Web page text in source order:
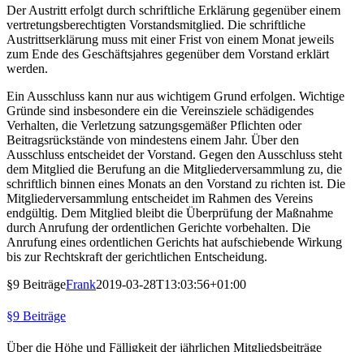
Der Austritt erfolgt durch schriftliche Erklärung gegenüber einem
vertretungsberechtigten Vorstandsmitglied. Die schriftliche
Austrittserklärung muss mit einer Frist von einem Monat jeweils
zum Ende des Geschäftsjahres gegenüber dem Vorstand erklärt
werden.
Ein Ausschluss kann nur aus wichtigem Grund erfolgen. Wichtige
Gründe sind insbesondere ein die Vereinsziele schädigendes
Verhalten, die Verletzung satzungsgemäßer Pflichten oder
Beitragsrückstände von mindestens einem Jahr. Über den
Ausschluss entscheidet der Vorstand. Gegen den Ausschluss steht
dem Mitglied die Berufung an die Mitgliederversammlung zu, die
schriftlich binnen eines Monats an den Vorstand zu richten ist. Die
Mitgliederversammlung entscheidet im Rahmen des Vereins
endgültig. Dem Mitglied bleibt die Überprüfung der Maßnahme
durch Anrufung der ordentlichen Gerichte vorbehalten. Die
Anrufung eines ordentlichen Gerichts hat aufschiebende Wirkung
bis zur Rechtskraft der gerichtlichen Entscheidung.
§9 BeiträgeFrank2019-03-28T13:03:56+01:00
§9 Beiträge
Über die Höhe und Fälligkeit der jährlichen Mitgliedsbeiträge